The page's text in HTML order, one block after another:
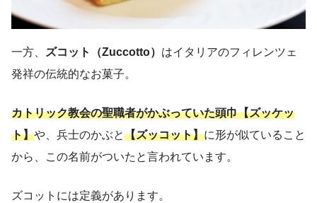
一方、 ズコット（Zuccotto） はイタリアのフィレンツェ
発祥の伝統的なお菓子。
カトリック教会の聖職者がかぶっていた頭巾【ズッケッ
ト】や、兵士のかぶと【ズッコット】に形が似ていること
から、この名前がついたと言われています。
ズコットには定義があります。